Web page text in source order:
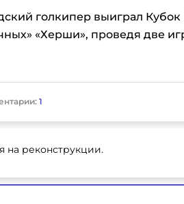
голкипер выиграл Кубок
«Херши», проведя две
1
на реконструкции.